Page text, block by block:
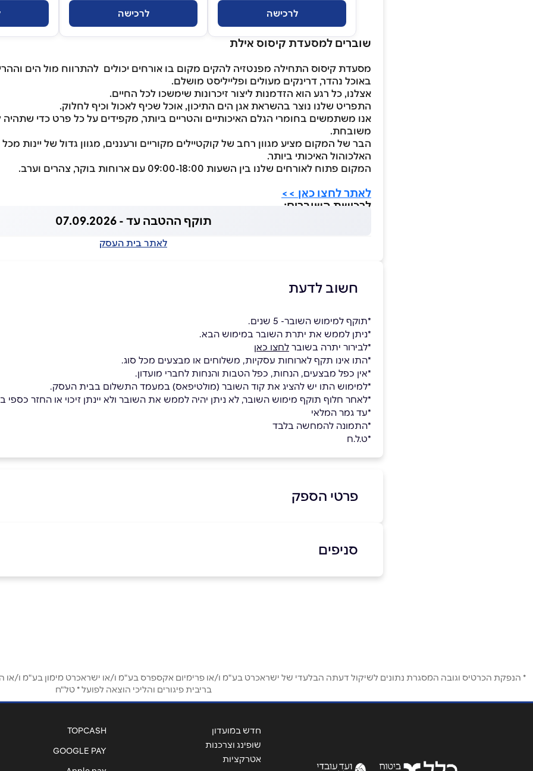
לרכישה לרכישה
שוברים למסעדת קיסוס אילת
מסעדת קיסוס התחילה מפנטזיה להקים מקום בו אורחים יכולים להתרווח מול הים
באוכל נהדר, דרינקים מעולים ופלייליסט מושלם.
אצלנו, כל רגע הוא הזדמנות ליצור זיכרונות שימשכו לכל החיים.
התפריט שלנו נוצר בהשראת אגן הים התיכון, אוכל שכיף לאכול וכיף לחלוק.
אנו משתמשים בחומרי הגלם האיכותיים והטריים ביותר, מקפידים על כל פרט כדי שתהיה
משובחת.
הבר של המקום מציע מגוון רחב של קוקטיילים מקוריים ורעננים, מגוון גדול של יינות
האלכוהול האיכותי ביותר.
המקום פתוח לאורחים שלנו בין השעות 09:00-18:00 עם ארוחות בוקר, צהרים וערב.
לאתר לחצו כאן >>
לרכישת השוברים:
תוקף ההטבה עד - 07.09.2026
לאתר בית העסק
חשוב לדעת
*תוקף למימוש השובר- 5 שנים.
*ניתן לממש את יתרת השובר במימוש הבא.
*לבירור יתרה בשובר לחצו כאן
*התו אינו תקף לארוחות עסקיות, משלוחים או מבצעים מכל סוג.
*אין כפל מבצעים, הנחות, כפל הטבות והנחות לחברי מועדון.
*למימוש התו יש להציג את קוד השובר (מולטיפאס) במעמד התשלום בבית העסק.
*לאחר חלוף תוקף מימוש השובר, לא ניתן יהיה לממש את השובר ולא יינתן זיכוי או החזר כספי
*עד גמר המלאי
*התמונה להמחשה בלבד
*ט.ל.ח
פרטי הספק
סניפים
אילת
* הנפקת הכרטיס וגובה המסגרת נתונים לשיקול דעתה הבלעדי של ישראכרט בע"מ ו/או פרימיום אקספרס בע"מ ו/או ישראכרט מימון בע"מ ו/או
בריבית פיגורים והליכי הוצאה לפועל * טל"ח
חדש במועדון
שופינג וצרכנות
אטרקציות
TOPCASH
GOOGLE PAY